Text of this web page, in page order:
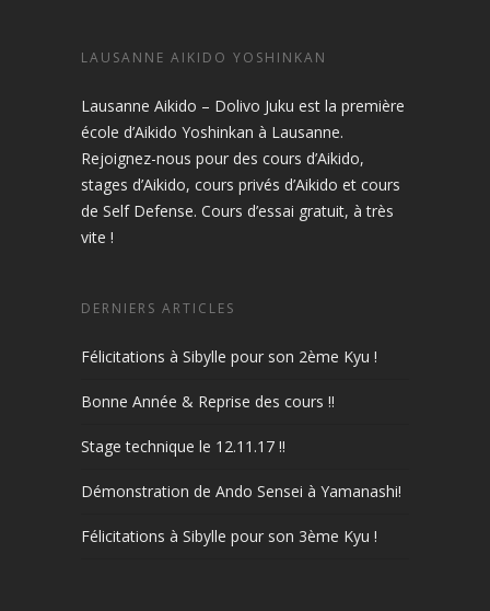
LAUSANNE AIKIDO YOSHINKAN
Lausanne Aikido – Dolivo Juku est la première
école d’Aikido Yoshinkan à Lausanne.
Rejoignez-nous pour des cours d’Aikido,
stages d’Aikido, cours privés d’Aikido et cours
de Self Defense. Cours d’essai gratuit, à très
vite !
DERNIERS ARTICLES
Félicitations à Sibylle pour son 2ème Kyu !
Bonne Année & Reprise des cours !!
Stage technique le 12.11.17 !!
Démonstration de Ando Sensei à Yamanashi!
Félicitations à Sibylle pour son 3ème Kyu !